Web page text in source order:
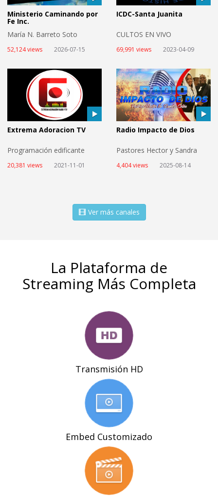
Ministerio Caminando por
Fe Inc.
María N. Barreto Soto
52,124 views 2026-07-15
ICDC-Santa Juanita
CULTOS EN VIVO
69,991 views 2023-04-09
Extrema Adoracion TV
Programación edificante
20,381 views 2021-11-01
Radio Impacto de Dios
Pastores Hector y Sandra
4,404 views 2025-08-14
Ver más canales
La Plataforma de
Streaming Más Completa
Transmisión HD
Embed Customizado